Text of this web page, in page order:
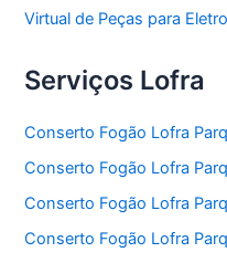
Virtual de Peças para
Serviços Lofra
Conserto Fogão Lofra
Conserto Fogão Lofra
Conserto Fogão Lofra
Conserto Fogão Lofra